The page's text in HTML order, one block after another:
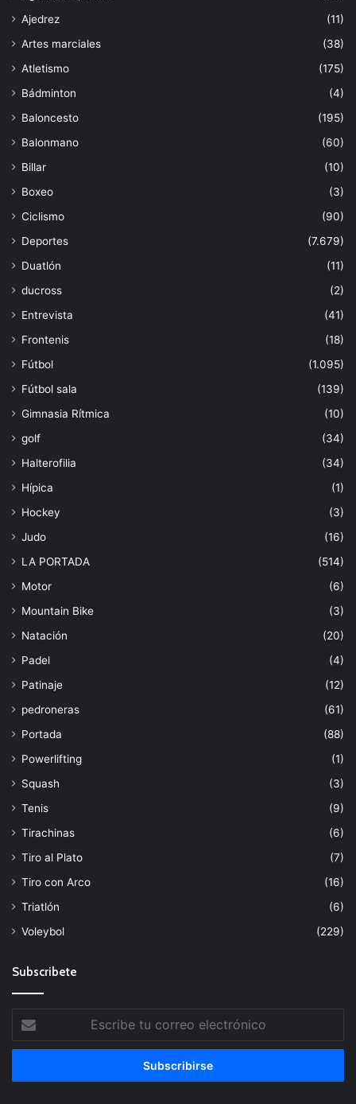
Ajedrez
(11)
Artes marciales
(38)
Atletismo
(175)
Bádminton
(4)
Baloncesto
(195)
Balonmano
(60)
Billar
(10)
Boxeo
(3)
Ciclismo
(90)
Deportes
(7.679)
Duatlón
(11)
ducross
(2)
Entrevista
(41)
Frontenis
(18)
Fútbol
(1.095)
Fútbol sala
(139)
Gimnasia Rítmica
(10)
golf
(34)
Halterofilia
(34)
Hípica
(1)
Hockey
(3)
Judo
(16)
LA PORTADA
(514)
Motor
(6)
Mountain Bike
(3)
Natación
(20)
Padel
(4)
Patinaje
(12)
pedroneras
(61)
Portada
(88)
Powerlifting
(1)
Squash
(3)
Tenis
(9)
Tirachinas
(6)
Tiro al Plato
(7)
Tiro con Arco
(16)
Triatlón
(6)
Voleybol
(229)
Subscribete
tu
correo